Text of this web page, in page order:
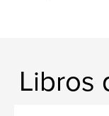
Libros